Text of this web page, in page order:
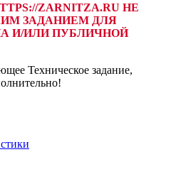
ZARNITZA.RU НЕ
ЗАДАНИЕМ ДЛЯ
И/ИЛИ ПУБЛИЧНОЙ
Техническое задание,